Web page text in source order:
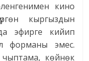
кино
кыргыздын
эфирге кийип
форманы эмес.
көйнөк